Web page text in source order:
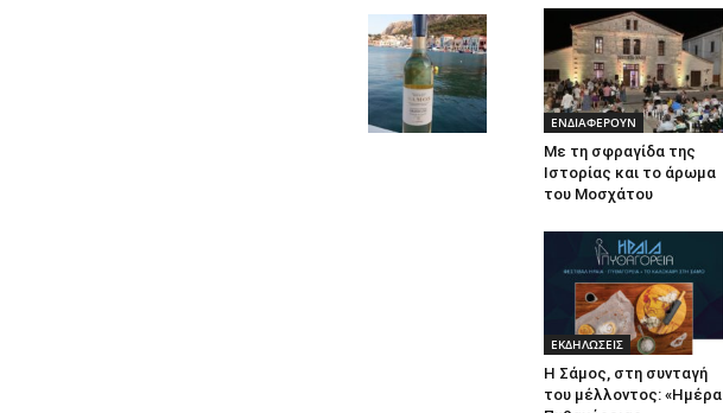
ΕΝΔΙΑΦΕΡΟΥΝ
Με τη σφραγίδα της
Ιστορίας και το άρωμα
του Μοσχάτου
ΕΚΔΗΛΩΣΕΙΣ
Η Σάμος, στη συνταγή
του μέλλοντος: «Ημέρα